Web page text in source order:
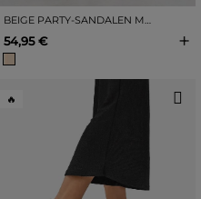
BEIGE PARTY-SANDALEN MIT ABSATZ UND FERSENRIEMEN
54,95 € +
🔥